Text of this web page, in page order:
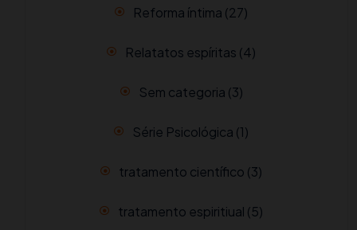
Reforma íntima (27)
Relatatos espíritas (4)
Sem categoria (3)
Série Psicológica (1)
tratamento científico (3)
tratamento espiritiual (5)